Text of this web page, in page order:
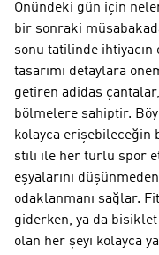
Önündeki gün için
bir sonraki
sonu tatilinde ihtiyacın
tasarımı detaylara
getiren adidas
bölmelere sahiptir.
kolayca erişebileceğin
stili ile her türlü spor
eşyalarını
odaklanmanı sağlar.
giderken, ya da bisiklet
olan her şeyi kolayca